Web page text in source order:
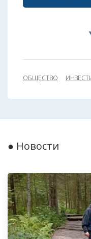
ОБЩЕСТВО
● Новости